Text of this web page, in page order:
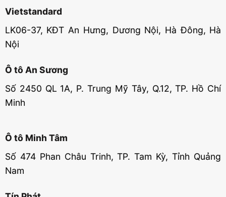
Vietstandard
LK06-37, KĐT An Hưng, Dương Nội, Hà Đông, Hà
Nội
Ô tô An Sương
Số 2450 QL 1A, P. Trung Mỹ Tây, Q.12, TP. Hồ Chí
Minh
Ô tô Minh Tâm
Số 474 Phan Châu Trinh, TP. Tam Kỳ, Tỉnh Quảng
Nam